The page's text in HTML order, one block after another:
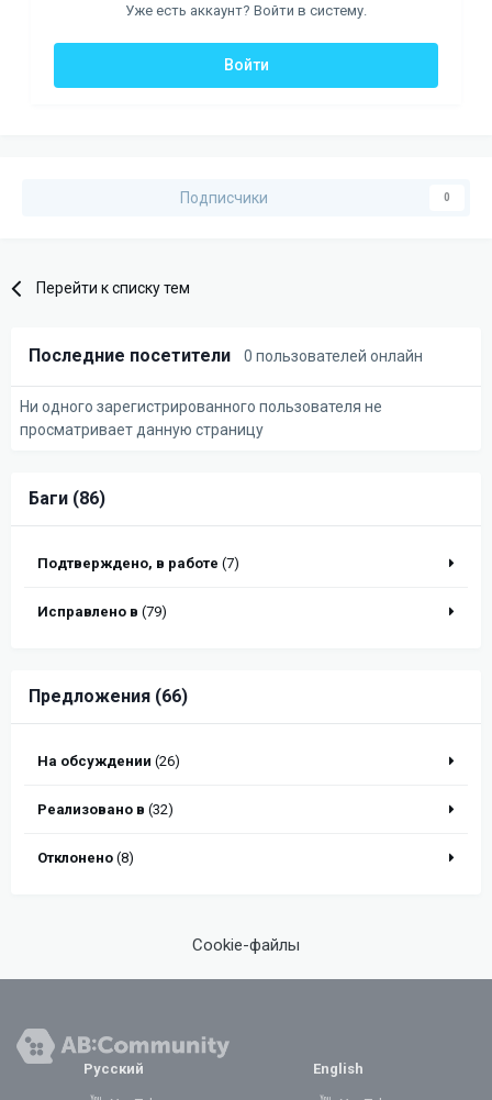
Уже есть аккаунт? Войти в систему.
Войти
Подписчики 0
Перейти к списку тем
Последние посетители 0 пользователей онлайн
Ни одного зарегистрированного пользователя не
просматривает данную страницу
Баги (86)
Подтверждено, в работе (7)
Исправлено в (79)
Предложения (66)
На обсуждении (26)
Реализовано в (32)
Отклонено (8)
Cookie-файлы
Русский English